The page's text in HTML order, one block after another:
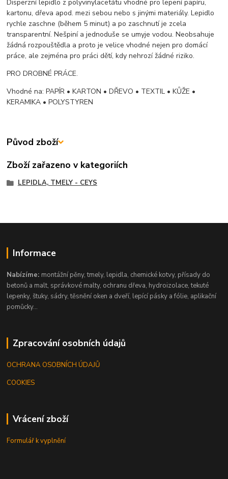
Disperzní lepidlo z polyvinylacetátu vhodné pro lepení papíru,
kartonu, dřeva apod. mezi sebou nebo s jinými materiály. Lepidlo
rychle zaschne (během 5 minut) a po zaschnutí je zcela
transparentní. Nešpiní a jednoduše se umyje vodou. Neobsahuje
žádná rozpouštědla a proto je velice vhodné nejen pro domácí
práce, ale zejména pro práci dětí, kdy nehrozí žádné riziko.
PRO DROBNÉ PRÁCE.
Vhodné na: PAPÍR • KARTON • DŘEVO • TEXTIL • KŮŽE •
KERAMIKA • POLYSTYREN
Původ zboží
Zboží zařazeno v kategoriích
LEPIDLA, TMELY - CEYS
Informace
Nabízíme: montážní pěny, tmely, lepidla, chemické kotvy, přísady do
betonů a malt, správkové malty, ochranu dřeva, hydroizolace, tekuté
lepenky, štuky, sádry, těsnění oken a dveří, lepící pásky a fólie, aplikační
pomůcky...
Zpracování osobních údajů
OCHRANA OSOBNÍCH ÚDAJŮ
COOKIES
Vrácení zboží
Formulář k vyplnění